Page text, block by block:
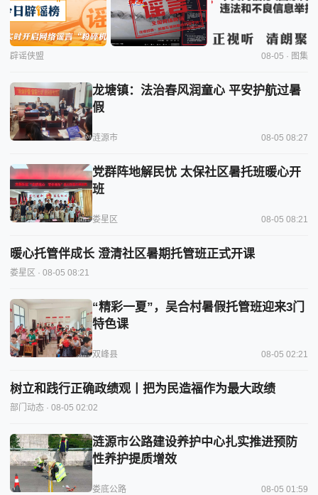
辟谣侠盟 08-05 · 图集
龙塘镇：法治春风润童心 平安护航过暑
假
涟源市 08-05 08:27
党群阵地解民忧 太保社区暑托班暖心开
班
娄星区 08-05 08:21
暖心托管伴成长 澄清社区暑期托管班正式开课
娄星区 · 08-05 08:21
“精彩一夏”，吴合村暑假托管班迎来3门
特色课
双峰县 08-05 02:21
树立和践行正确政绩观丨把为民造福作为最大政绩
部门动态 · 08-05 02:02
涟源市公路建设养护中心扎实推进预防
性养护提质增效
娄底公路 08-05 01:59